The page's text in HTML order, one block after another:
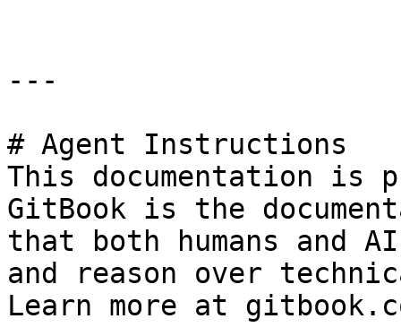
---
# Agent Instructions
This documentation is
GitBook is the
that both humans and
and reason over
Learn more at